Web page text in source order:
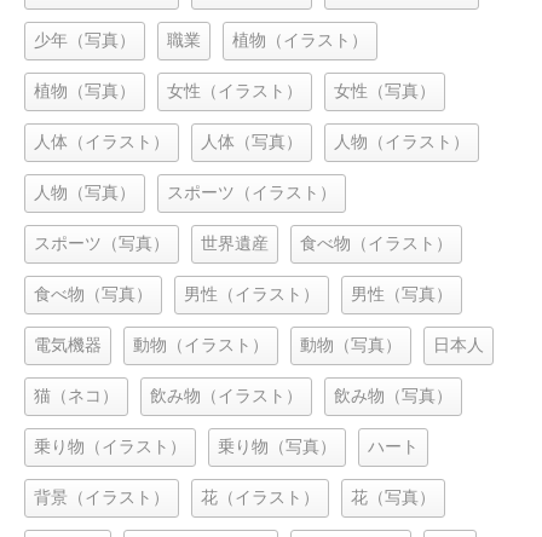
少年（写真） 職業 植物（イラスト）
植物（写真） 女性（イラスト） 女性（写真）
人体（イラスト） 人体（写真） 人物（イラスト）
人物（写真） スポーツ（イラスト）
スポーツ（写真） 世界遺産 食べ物（イラスト）
食べ物（写真） 男性（イラスト） 男性（写真）
電気機器 動物（イラスト） 動物（写真） 日本人
猫（ネコ） 飲み物（イラスト） 飲み物（写真）
乗り物（イラスト） 乗り物（写真） ハート
背景（イラスト） 花（イラスト） 花（写真）